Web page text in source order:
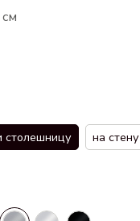
столешницу на